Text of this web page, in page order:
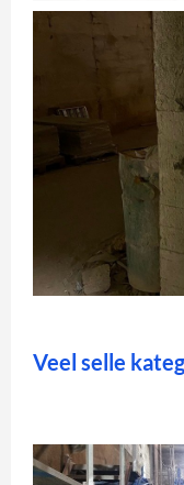
Veel selle